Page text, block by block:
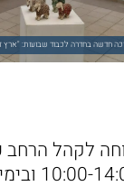
חדשה בחדרה לכבוד שבועות: "ארץ
לקהל הרחב
בין